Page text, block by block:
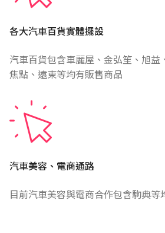
各大汽車百貨實體擺設
汽車百貨包含車麗屋、金弘笙、旭益
焦點、遠東等均有販售商品
汽車美容、電商通路
目前汽車美容與電商合作包含駒典等